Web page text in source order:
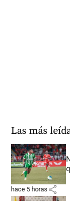
Las más
hace 5 horas share